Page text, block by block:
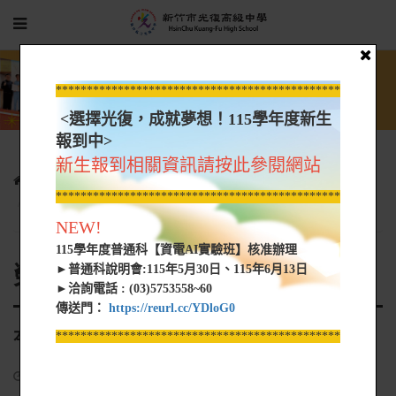
榮譽事蹟
本校參加109學年度全國學生美術比賽-得獎名單
榮譽事蹟
本校參加109學年度全國學生美術比賽-得獎名單
*****************************************************
<選擇光復，成就夢想！115學年度新生
報到中>
新生報到相關資訊請按此參閱網站
*****************************************************
NEW!
115學年度普通科【資電AI實驗班】核准辦理
►普通科說明會:115年5月30日、115年6月13日
►洽詢電話 : (03)5753558~60
傳送門： https://reurl.cc/YDloG0
*****************************************************